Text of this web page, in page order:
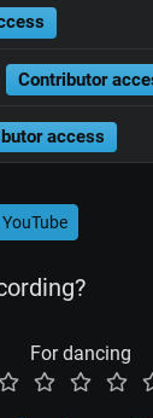
Contributor
access
For dancing